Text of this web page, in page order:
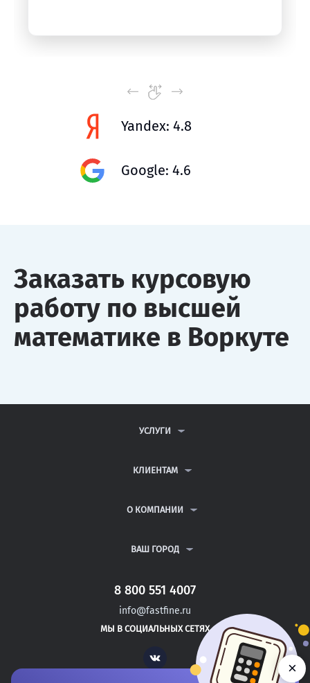
Yandex: 4.8
Google: 4.6
Заказать курсовую
работу по высшей
математике в Воркуте
УСЛУГИ
ДИПЛОМНЫЕ РАБОТЫ
РЕФЕРАТЫ
КЛИЕНТАМ
ВОПРОСЫ И ОТВЕТЫ
ПОЛИТИКА КОНФИДЕНЦИАЛЬНОСТИ
О КОМПАНИИ
КОНТАКТЫ
ВАШ ГОРОД
САНКТ-ПЕТЕРБУРГ
БАЛАКОВО
ЭНГЕЛЬС
8 800 551 4007
info@fastfine.ru
МЫ В СОЦИАЛЬНЫХ СЕТЯХ
Vk ×